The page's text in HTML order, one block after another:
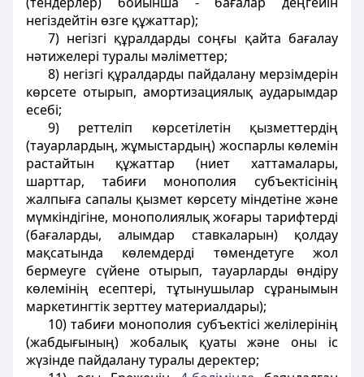
негiздейтiн өзге құжаттар);
7) негізгі құралдарды соңғы қайта бағалау
нәтижелерi туралы мәлiметтер;
8) негiзгi құралдарды пайдалану мерзiмдерiн
көрсете отырып, амортизациялық аударымдар
есебi;
9) peттеліп көрсетiлетін қызметтердiң
(тауарлардың, жұмыстардың) жоспарлы көлемін
растайтын құжаттар (ниет хаттамалары,
шарттар, табиғи монополия субъектiсiнің
жалпыға сапалы қызмет көрсету мiндетiне және
мүмкiндігіне, монополиялық жоғары тарифтердi
(бағаларды, алымдар ставкаларын) қолдау
мақсатында көлемдердi төмендетуге жол
бермеуге сүйене отырып, тауарларды өндiру
көлемiнiң есептерi, тұтынушылар сұранымын
маркетингтік зерттеу материалдары);
10) табиғи монополия субъектiсi желілерiнің
(жабдығының) жобалық қуаты және оны iс
жүзiнде пайдалану туралы деректер;